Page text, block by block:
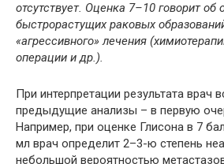
отсутствует. Оценка 7–10 говорит об
быстрорастущих раковых
«агрессивного» лечения
операции и др.).
При интерпретации результата врач
предыдущие анализы – в первую
Например, при оценке Глисона в 7
мл врач определит 2–3-ю степень
небольшой вероятностью